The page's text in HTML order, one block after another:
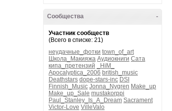
-
Сообщества
Участник сообществ
(Всего в списке: 21)
неудачные_фотки town_of_art
Школа_Макияжа Аудиокниги Сата
кипа_претензий
_HiM_
Apocalyptica_2006 british_music
Deathstars dope-stars-inc DSI
Finnish_Music Jonna_Nygren Make_up
Make_up_Sale mustakorppi
Paul_Stanley_Is_A_Dream Sacrament
Victor-Love VilleValo